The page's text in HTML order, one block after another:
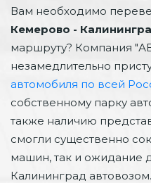
Вам необходимо
Кемерово -
маршруту? Компания
незамедлительно
автомобиля по всей
собственному парку
также наличию
смогли существенно
машин, так и ожидание
Калининград автовозом.